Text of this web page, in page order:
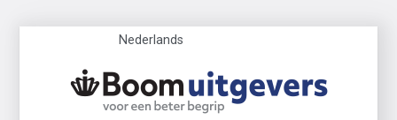
Nederlands